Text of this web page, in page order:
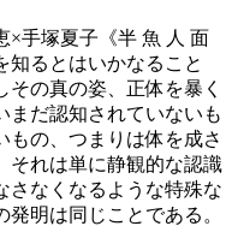
手塚夏子《半 魚 人 面
知るとはいかなること
の真の姿、正体を暴く
まだ認知されていないも
もの、つまりは体を成さ
それは単に静観的な認識
さなくなるような特殊な
明は同じことである。